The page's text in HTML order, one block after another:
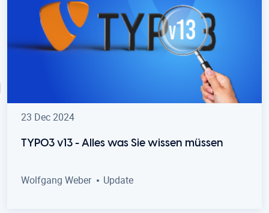
23 Dec 2024
TYPO3 v13 - Alles was Sie wissen müssen
Wolfgang Weber Update